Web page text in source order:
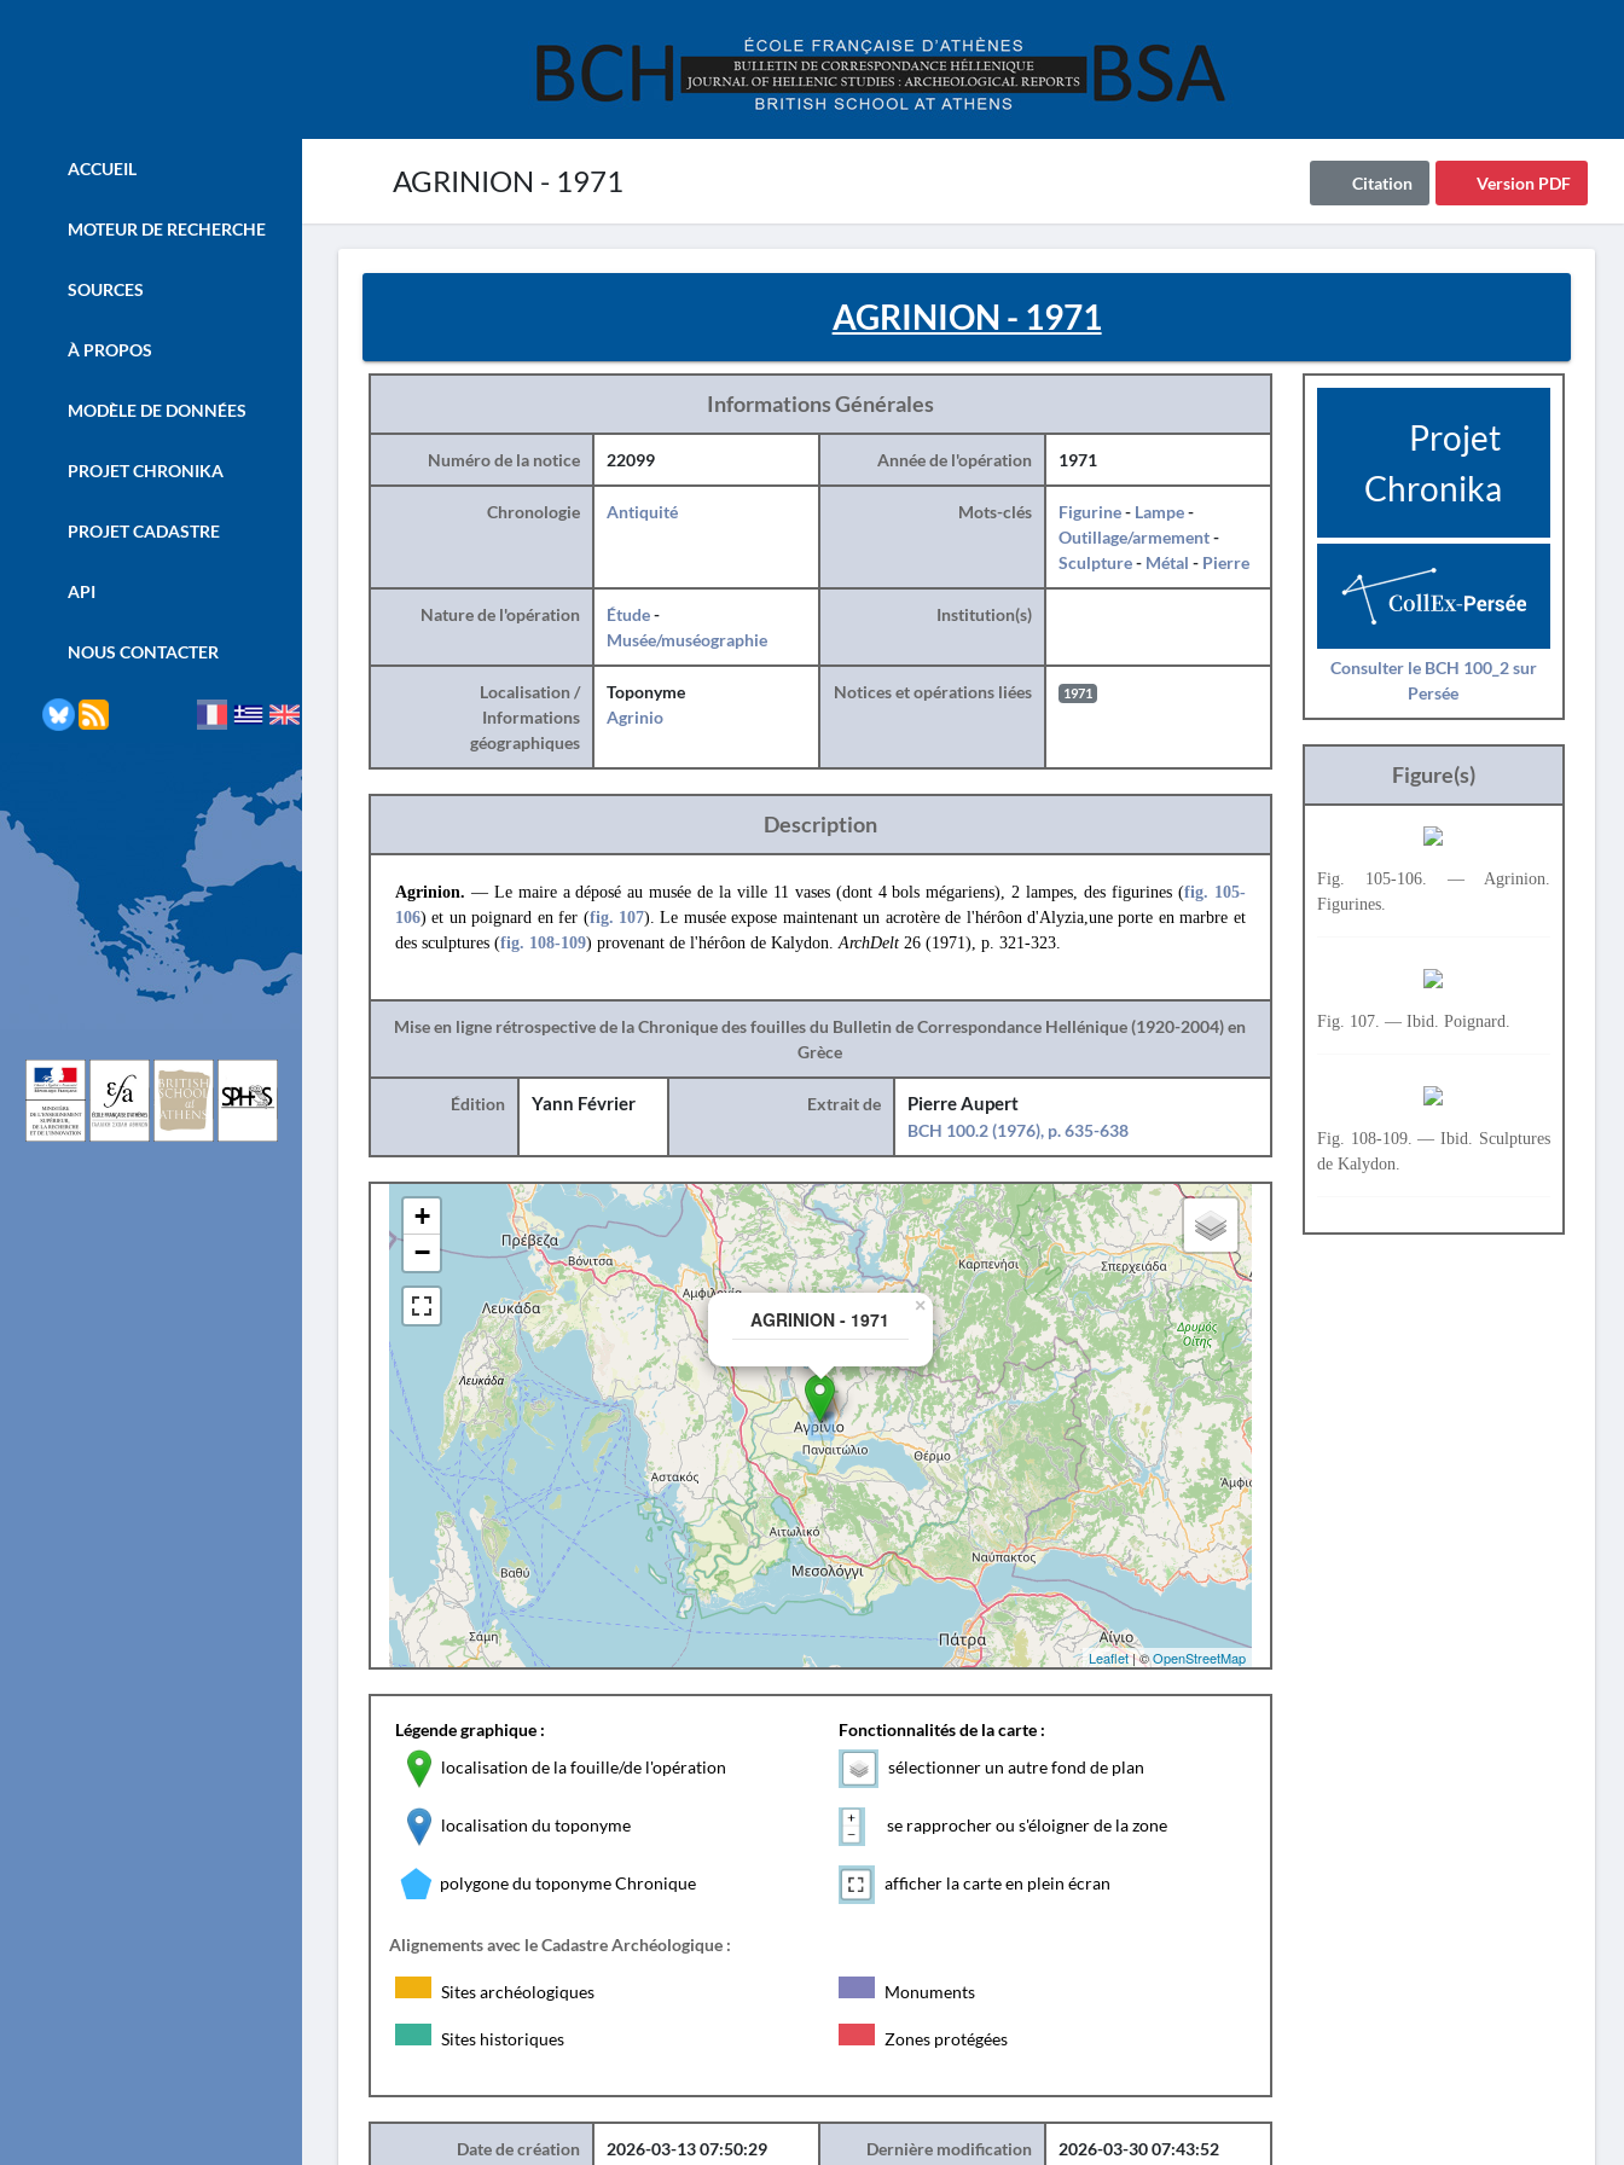
AGRINION - 1971 Version PDF
Citation
ACCUEIL
MOTEUR DE RECHERCHE
SOURCES
À PROPOS
MODÈLE DE DONNÉES
PROJET CHRONIKA
PROJET CADASTRE
API
NOUS CONTACTER
AGRINION - 1971
Informations Générales
Numéro de la notice 22099 Année de l'opération 1971
Chronologie Antiquité Mots-clés Figurine- Lampe-
Outillage/armement-
Sculpture- Métal - Pierre
Nature de l'opération Étude-
Musée/muséographie
Institution(s)
Localisation /
Informations
géographiques
Toponyme
Agrinio
Notices et opérations liées 1971
Description
Agrinion. — Le maire a déposé au musée de la ville 11 vases (dont 4 bols mégariens), 2 lampes, des figurines (fig. 105-
106) et un poignard en fer (fig. 107). Le musée expose maintenant un acrotère de l'hérôon d'Alyzia,une porte en marbre et
des sculptures (fig. 108-109) provenant de l'hérôon de Kalydon.ArchDelt 26 (1971), p. 321-323.
Mise en ligne rétrospective de la Chronique des fouilles du Bulletin de Correspondance Hellénique (1920-2004) en
Grèce
Édition Yann Février Extrait de
Pierre Aupert
BCH 100.2 (1976), p. 635-638
AGRINION - 1971
×
+
−
Leaflet| ©OpenStreetMap
Légende graphique :
localisation de la fouille/de l'opération
localisation du toponyme
polygone du toponyme Chronique
Fonctionnalités de la carte :
sélectionner un autre fond de plan
se rapprocher ou s'éloigner de la zone
afficher la carte en plein écran
Alignements avec le Cadastre Archéologique :
Sites archéologiques Monuments
Sites historiques Zones protégées
Date de création 2026-03-13 07:50:29 Dernière modification 2026-03-30 07:43:52
Projet
Chronika
Consulter le BCH 100_2 sur
Persée
Figure(s)
Fig. 105-106. — Agrinion.
Figurines.
Fig. 107. — Ibid. Poignard.
Fig. 108-109. — Ibid. Sculptures
de Kalydon.